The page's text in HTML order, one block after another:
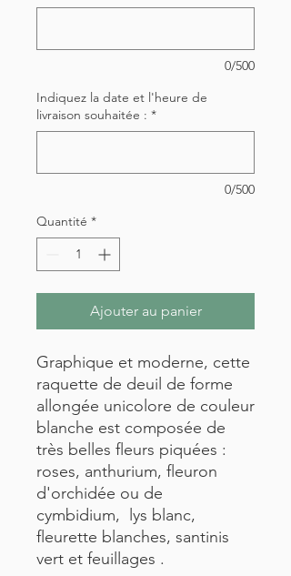
0/500
Indiquez la date et l'heure de
livraison souhaitée : *
0/500
Quantité *
Ajouter au panier
Graphique et moderne, cette
raquette de deuil de forme
allongée unicolore de couleur
blanche est composée de
très belles fleurs piquées :
roses, anthurium, fleuron
d'orchidée ou de
cymbidium, lys blanc,
fleurette blanches, santinis
vert et feuillages .